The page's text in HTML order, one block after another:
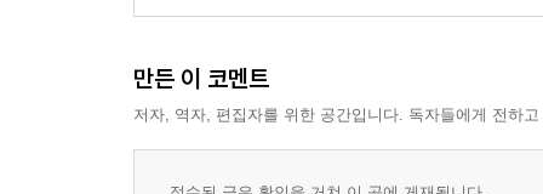
만든 이 코멘트
저자, 역자, 편집자를 위한 공간입니다. 독자들에게 전하